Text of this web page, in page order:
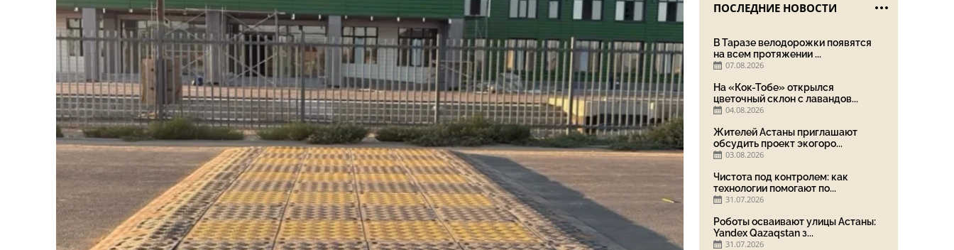
ПОСЛЕДНИЕ НОВОСТИ
В Таразе велодорожки появятся
на всем протяжении ...
07.08.2026
На «Кок-Тобе» открылся
цветочный склон с лавандов...
04.08.2026
Жителей Астаны приглашают
обсудить проект экогоро...
03.08.2026
Чистота под контролем: как
технологии помогают по...
31.07.2026
Роботы осваивают улицы Астаны:
Yandex Qazaqstan з...
31.07.2026